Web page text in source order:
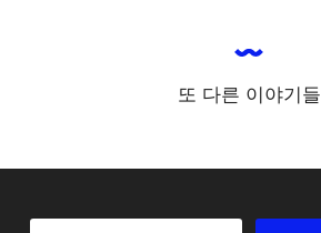
또 다른 이야기들